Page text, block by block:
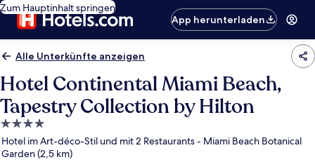
Zum Hauptinhalt springen
App herunterladen
Alle Unterkünfte anzeigen
Hotel Continental Miami Beach,
Tapestry Collection by Hilton
4.0-
Sterne-
Unterkunft
Hotel im Art-déco-Stil und mit 2 Restaurants - Miami Beach Botanical
Garden (2,5 km)